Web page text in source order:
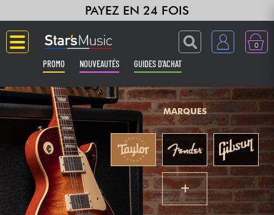
PAYEZ EN 24 FOIS
0
PROMO NOUVEAUTÉS GUIDES D'ACHAT
Langue
Guitares & Basses
Amplis & Effets
Claviers & Pianos
MARQUES